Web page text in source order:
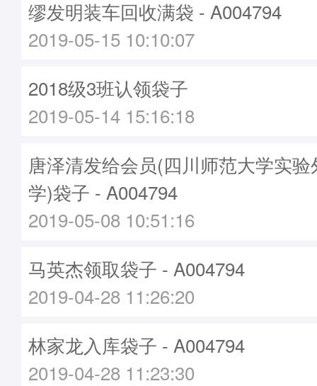
缪发明装车回收满袋 - A004794
2019-05-15 10:10:07
2018级3班认领袋子
2019-05-14 15:16:18
唐泽清发给会员(四川师范大学实
学)袋子 - A004794
2019-05-08 10:51:16
马英杰领取袋子 - A004794
2019-04-28 11:26:20
林家龙入库袋子 - A004794
2019-04-28 11:23:30